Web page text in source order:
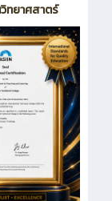
วิทยาศสาตร์